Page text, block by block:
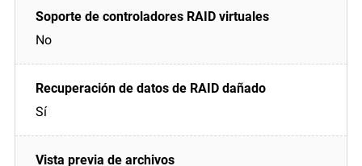
No
Sí